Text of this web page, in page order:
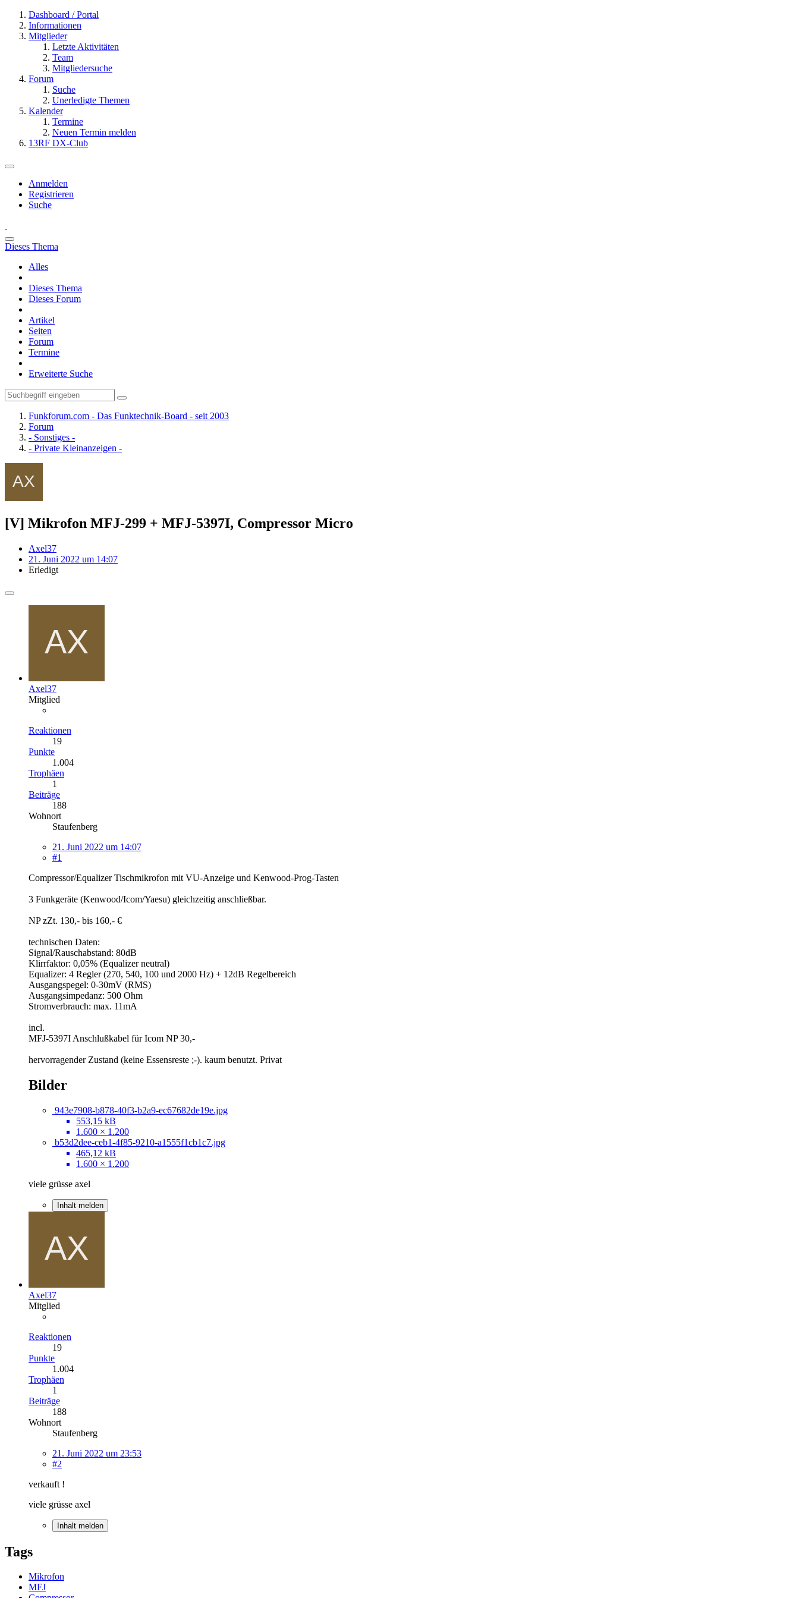
Dashboard / Portal
Informationen
Mitglieder
Letzte Aktivitäten
Team
Mitgliedersuche
Forum
Suche
Unerledigte Themen
Kalender
Termine
Neuen Termin melden
13RF DX-Club
Anmelden
Registrieren
Suche
Dieses Thema
Alles
Dieses Thema
Dieses Forum
Artikel
Seiten
Forum
Termine
Erweiterte Suche
Funkforum.com - Das Funktechnik-Board - seit 2003
Forum
- Sonstiges -
- Private Kleinanzeigen -
[V] Mikrofon MFJ-299 + MFJ-5397I, Compressor Micro
Axel37
21. Juni 2022 um 14:07
Erledigt
Axel37
Mitglied
Reaktionen
19
Punkte
1.004
Trophäen
1
Beiträge
188
Wohnort
Staufenberg
21. Juni 2022 um 14:07
#1
Compressor/Equalizer Tischmikrofon mit VU-Anzeige und Kenwood-Prog-Tasten
3 Funkgeräte (Kenwood/Icom/Yaesu) gleichzeitig anschließbar.
NP zZt. 130,- bis 160,- €
technischen Daten:
Signal/Rauschabstand: 80dB
Klirrfaktor: 0,05% (Equalizer neutral)
Equalizer: 4 Regler (270, 540, 100 und 2000 Hz) + 12dB Regelbereich
Ausgangspegel: 0-30mV (RMS)
Ausgangsimpedanz: 500 Ohm
Stromverbrauch: max. 11mA
incl.
MFJ-5397I Anschlußkabel für Icom NP 30,-
hervorragender Zustand (keine Essensreste ;-). kaum benutzt. Privat
Bilder
943e7908-b878-40f3-b2a9-ec67682de19e.jpg
553,15 kB
1.600 × 1.200
b53d2dee-ceb1-4f85-9210-a1555f1cb1c7.jpg
465,12 kB
1.600 × 1.200
viele grüsse axel
Inhalt melden
Axel37
Mitglied
Reaktionen
19
Punkte
1.004
Trophäen
1
Beiträge
188
Wohnort
Staufenberg
21. Juni 2022 um 23:53
#2
verkauft !
viele grüsse axel
Inhalt melden
Tags
Mikrofon
MFJ